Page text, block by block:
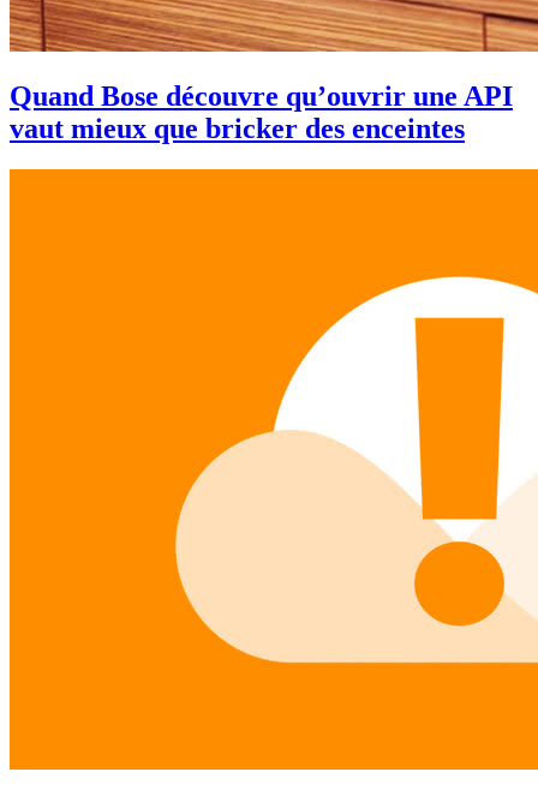
Quand Bose découvre qu’ouvrir une API
vaut mieux que bricker des enceintes